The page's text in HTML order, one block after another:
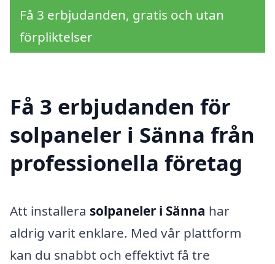
Få 3 erbjudanden, gratis och utan
förpliktelser
Få 3 erbjudanden för
solpaneler i Sänna från
professionella företag
Att installera solpaneler i Sänna har
aldrig varit enklare. Med vår plattform
kan du snabbt och effektivt få tre